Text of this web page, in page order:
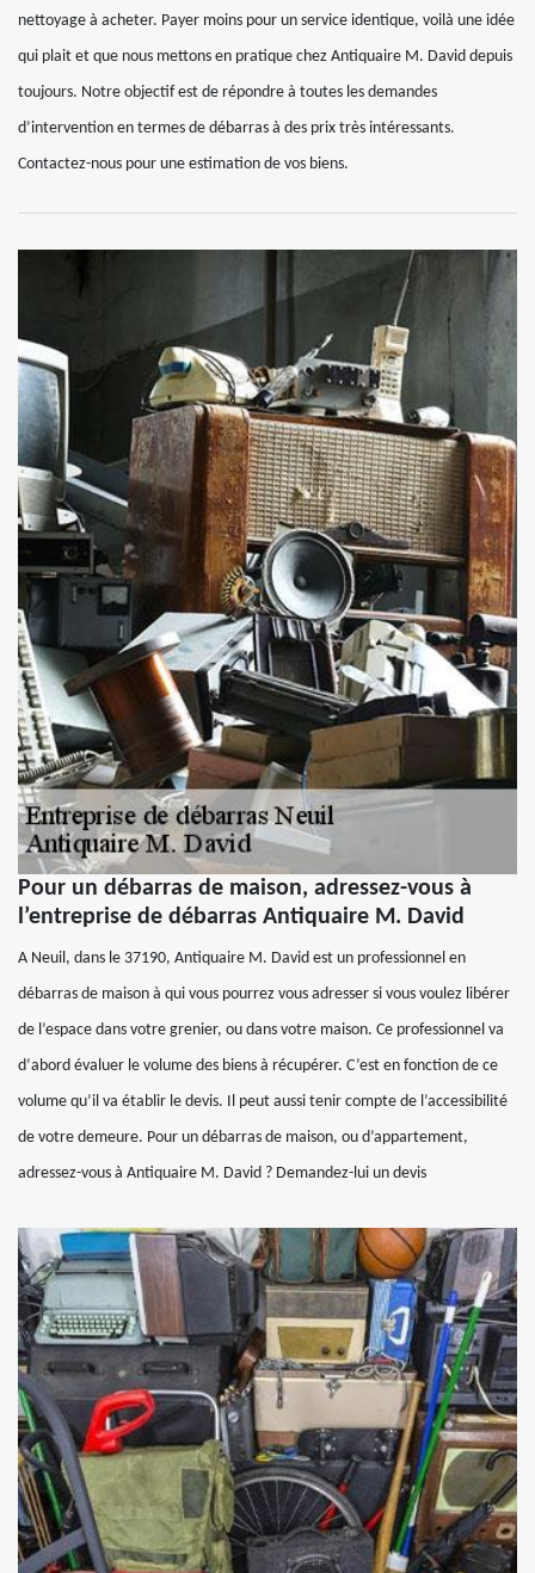
nettoyage à acheter. Payer moins pour un service identique, voilà une idée
qui plait et que nous mettons en pratique chez Antiquaire M. David depuis
toujours. Notre objectif est de répondre à toutes les demandes
d’intervention en termes de débarras à des prix très intéressants.
Contactez-nous pour une estimation de vos biens.
Pour un débarras de maison, adressez-vous à
l’entreprise de débarras Antiquaire M. David
A Neuil, dans le 37190, Antiquaire M. David est un professionnel en
débarras de maison à qui vous pourrez vous adresser si vous voulez libérer
de l’espace dans votre grenier, ou dans votre maison. Ce professionnel va
d‘abord évaluer le volume des biens à récupérer. C’est en fonction de ce
volume qu’il va établir le devis. Il peut aussi tenir compte de l’accessibilité
de votre demeure. Pour un débarras de maison, ou d’appartement,
adressez-vous à Antiquaire M. David ? Demandez-lui un devis